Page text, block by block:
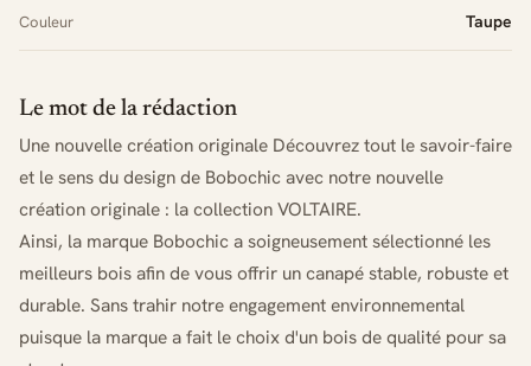
Couleur Taupe
Le mot de la rédaction
Une nouvelle création originale Découvrez tout le savoir-faire
et le sens du design de Bobochic avec notre nouvelle
création originale : la collection VOLTAIRE.
Ainsi, la marque Bobochic a soigneusement sélectionné les
meilleurs bois afin de vous offrir un canapé stable, robuste et
durable. Sans trahir notre engagement environnemental
puisque la marque a fait le choix d'un bois de qualité pour sa